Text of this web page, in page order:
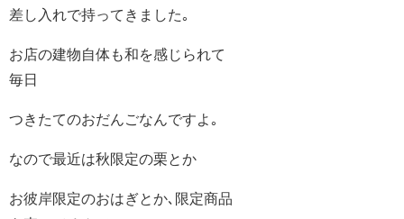
差し入れで持ってきました｡
お店の建物自体も和を感じられて
毎日
つきたてのおだんごなんですよ｡
なので最近は秋限定の栗とか
お彼岸限定のおはぎとか､限定商品